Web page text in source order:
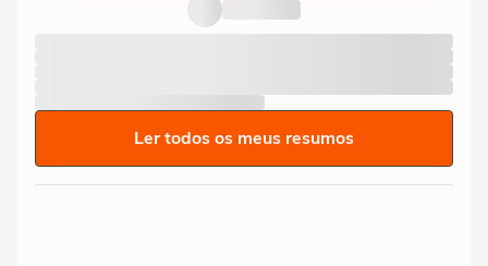
Ler todos os meus resumos